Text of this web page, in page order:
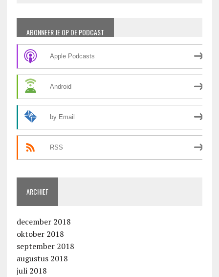
ABONNEER JE OP DE PODCAST
Apple Podcasts
Android
by Email
RSS
ARCHIEF
december 2018
oktober 2018
september 2018
augustus 2018
juli 2018